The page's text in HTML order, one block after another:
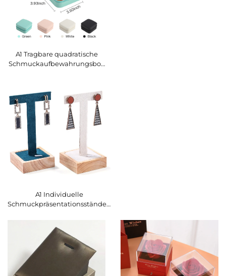
A1 Tragbare quadratische
Schmuckaufbewahrungsbox
für Halsketten, Anhänger,
Ohrringe und Ringe
A1 Individuelle
Schmuckpräsentationsständer,
Paar Ohrringe